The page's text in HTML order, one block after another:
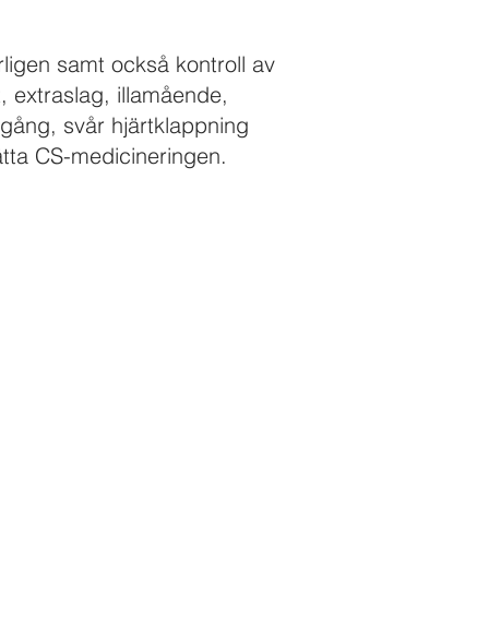
samt också kontroll av
extraslag, illamående,
svår hjärtklappning
CS-medicineringen.